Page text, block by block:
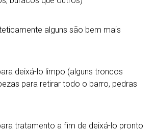
alguns são bem mais
deixá-lo limpo (alguns troncos
para retirar todo o barro, pedras
tratamento a fim de deixá-lo pronto